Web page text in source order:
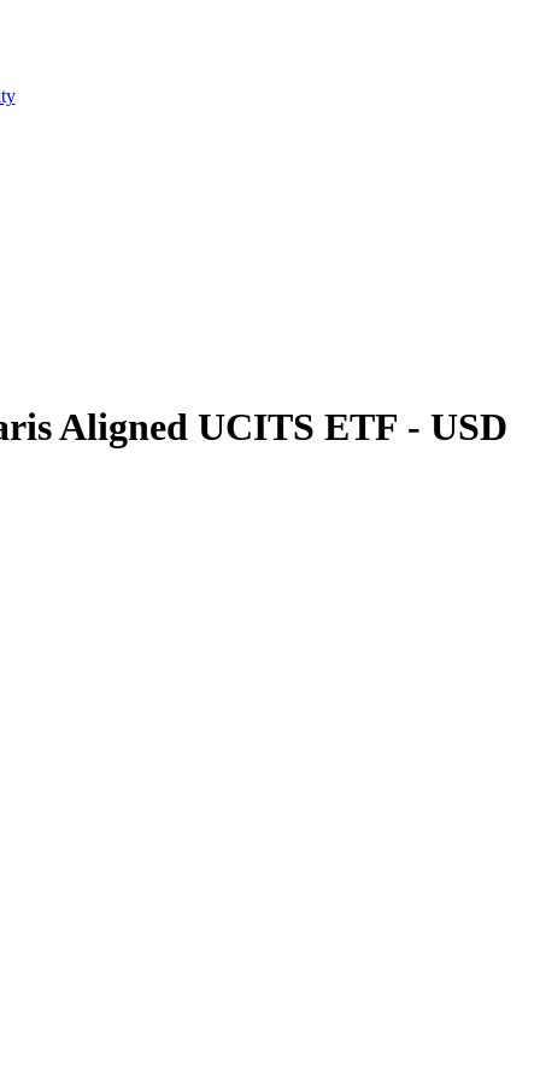
Aligned UCITS ETF - USD